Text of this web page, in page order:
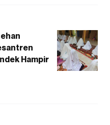
Hampir